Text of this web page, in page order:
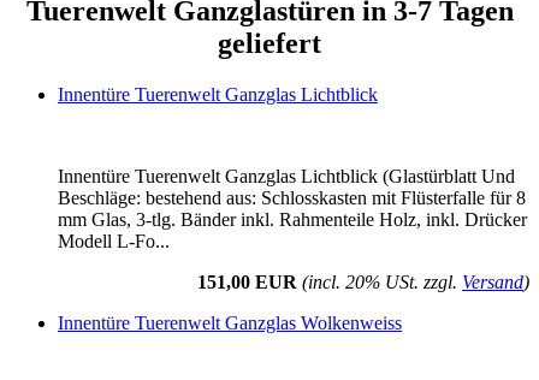
Tuerenwelt Ganzglastüren in 3-7 Tagen
geliefert
Innentüre Tuerenwelt Ganzglas Lichtblick
Innentüre Tuerenwelt Ganzglas Lichtblick (Glastürblatt Und
Beschläge: bestehend aus: Schlosskasten mit Flüsterfalle für 8
mm Glas, 3-tlg. Bänder inkl. Rahmenteile Holz, inkl. Drücker
Modell L-Fo...
151,00 EUR (incl. 20% USt. zzgl. Versand)
Innentüre Tuerenwelt Ganzglas Wolkenweiss